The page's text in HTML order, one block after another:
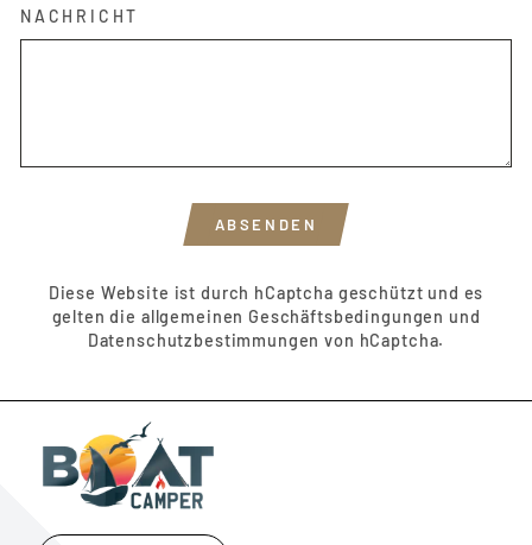
NACHRICHT
ABSENDEN
Diese Website ist durch hCaptcha geschützt und es
gelten die allgemeinen Geschäftsbedingungen und
Datenschutzbestimmungen von hCaptcha.